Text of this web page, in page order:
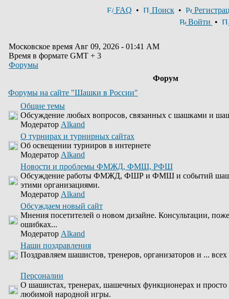
FAQ • Поиск•
Войти •
Московское время Авг 09, 2026 - 01:41 AM
Время в формате GMT + 3
Форумы
Форум
Форумы на сайте "Шашки в России"
Общие темы
Обсуждение любых вопросов, связанных с шашками и
Модератор Alkand
О турнирах и турнирных сайтах
Об освещении турниров в интернете
Модератор Alkand
Новости и проблемы ФМЖД, ФМШ, РФШ
Обсуждение работы ФМЖД, ФШР и ФМШ и событий
этими организациями.
Модератор Alkand
Обсуждаем новый сайт
Мнения посетителей о новом дизайне. Консультации,
ошибках...
Модератор Alkand
Наши поздравления
Поздравляем шашистов, тренеров, организаторов и ...
Персоналии
О шашистах, тренерах, шашечных функционерах и
любимой народной игры.